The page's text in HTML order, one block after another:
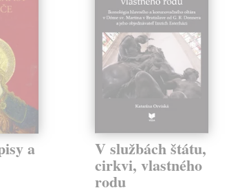
a V službách štátu,
cirkvi, vlastného
rodu